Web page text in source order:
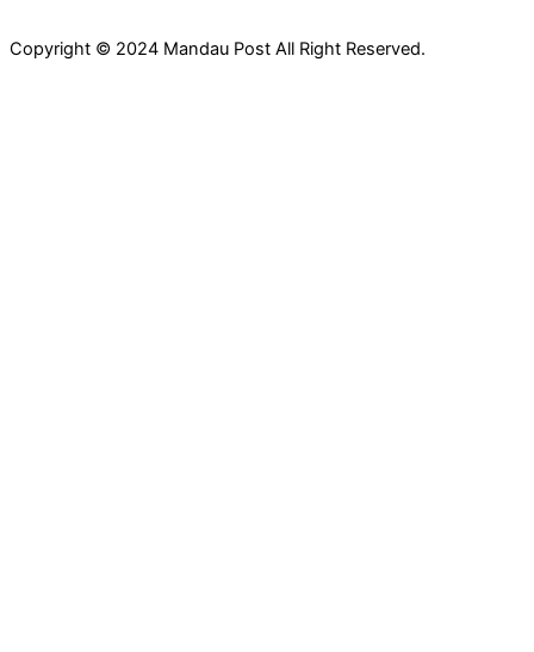
Copyright © 2024 Mandau Post All Right Reserved.